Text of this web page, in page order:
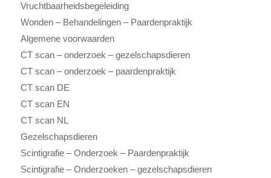
Vruchtbaarheidsbegeleiding
Wonden – Behandelingen – Paardenpraktijk
Algemene voorwaarden
CT scan – onderzoek – gezelschapsdieren
CT scan – onderzoek – paardenpraktijk
CT scan DE
CT scan EN
CT scan NL
Gezelschapsdieren
Scintigrafie – Onderzoek – Paardenpraktijk
Scintigrafie – Onderzoeken – gezelschapsdieren